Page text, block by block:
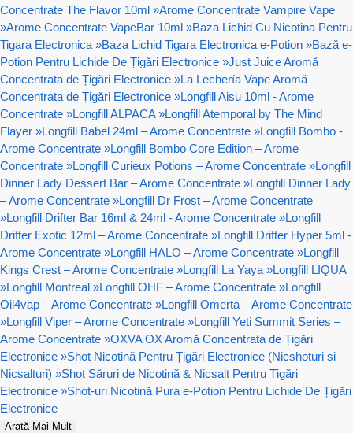
Concentrate The Flavor 10ml »Arome Concentrate Vampire Vape
»Arome Concentrate VapeBar 10ml »Baza Lichid Cu Nicotina Pentru
Tigara Electronica »Baza Lichid Tigara Electronica e-Potion »Bază e-
Potion Pentru Lichide De Țigări Electronice »Just Juice Aromă
Concentrata de Țigări Electronice »La Lechería Vape Aromă
Concentrata de Țigări Electronice »Longfill Aisu 10ml - Arome
Concentrate »Longfill ALPACA »Longfill Atemporal by The Mind
Flayer »Longfill Babel 24ml – Arome Concentrate »Longfill Bombo -
Arome Concentrate »Longfill Bombo Core Edition – Arome
Concentrate »Longfill Curieux Potions – Arome Concentrate »Longfill
Dinner Lady Dessert Bar – Arome Concentrate »Longfill Dinner Lady
– Arome Concentrate »Longfill Dr Frost – Arome Concentrate
»Longfill Drifter Bar 16ml & 24ml - Arome Concentrate »Longfill
Drifter Exotic 12ml – Arome Concentrate »Longfill Drifter Hyper 5ml -
Arome Concentrate »Longfill HALO – Arome Concentrate »Longfill
Kings Crest – Arome Concentrate »Longfill La Yaya »Longfill LIQUA
»Longfill Montreal »Longfill OHF – Arome Concentrate »Longfill
Oil4vap – Arome Concentrate »Longfill Omerta – Arome Concentrate
»Longfill Viper – Arome Concentrate »Longfill Yeti Summit Series –
Arome Concentrate »OXVA OX Aromă Concentrata de Țigări
Electronice »Shot Nicotină Pentru Țigări Electronice (Nicshoturi si
Nicsalturi) »Shot Săruri de Nicotină & Nicsalt Pentru Țigări
Electronice »Shot-uri Nicotină Pura e-Potion Pentru Lichide De Țigări
Electronice
Arată Mai Mult